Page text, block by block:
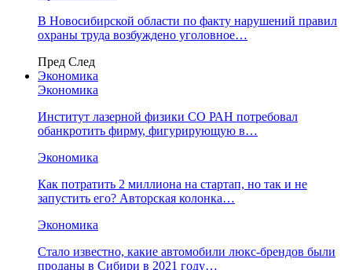
В Новосибирской области по факту нарушений правил
охраны труда возбуждено уголовное…
Пред След
Экономика
Экономика
Институт лазерной физики СО РАН потребовал
обанкротить фирму, фигурирующую в…
Экономика
Как потратить 2 миллиона на стартап, но так и не
запустить его? Авторская колонка…
Экономика
Стало известно, какие автомобили люкс-брендов были
проданы в Сибири в 2021 году…